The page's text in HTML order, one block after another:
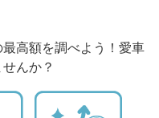
高額を調べよう！愛車
んか？